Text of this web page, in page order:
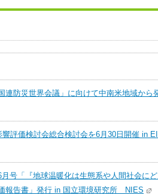
連防災世界会議」に向けて中南米地域から
評価検討会総合検討会を6月30日開催 in
号「『地球温暖化は生態系や人間社会に
報告書」発行 in 国立環境研究所 NIES